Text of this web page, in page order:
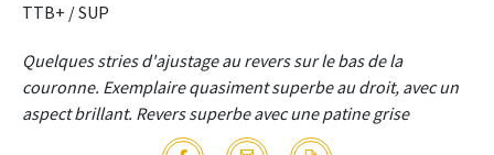
TTB+ / SUP
Quelques stries d'ajustage au revers sur le bas de la
couronne. Exemplaire quasiment superbe au droit, avec un
aspect brillant. Revers superbe avec une patine grise